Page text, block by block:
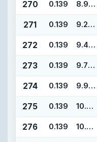
270 0.139 8.984
271 0.139 9.234
272 0.139 9.484
273 0.139 9.734
274 0.139 9.984
275 0.139 10.484
276 0.139 10.984